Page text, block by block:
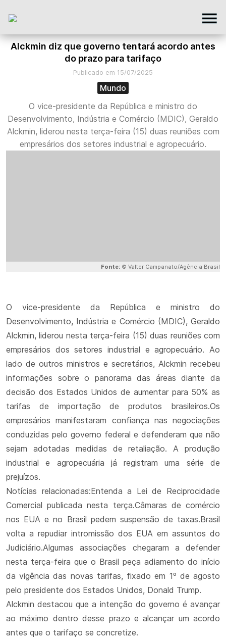
Alckmin diz que governo tentará acordo antes
do prazo para tarifaço
Publicado em 15/07/2025
Mundo
O vice-presidente da República e ministro do
Desenvolvimento, Indústria e Comércio (MDIC), Geraldo
Alckmin, liderou nesta terça-feira (15) duas reuniões com
empresários dos setores industrial e agropecuário.
Fonte: © Valter Campanato/Agência Brasil
O vice-presidente da República e ministro do
Desenvolvimento, Indústria e Comércio (MDIC), Geraldo
Alckmin, liderou nesta terça-feira (15) duas reuniões com
empresários dos setores industrial e agropecuário. Ao
lado de outros ministros e secretários, Alckmin recebeu
informações sobre o panorama das áreas diante da
decisão dos Estados Unidos de aumentar para 50% as
tarifas de importação de produtos brasileiros.Os
empresários manifestaram confiança nas negociações
conduzidas pelo governo federal e defenderam que não
sejam adotadas medidas de retaliação. A produção
industrial e agropecuária já registram uma série de
prejuízos.
Notícias relacionadas:Entenda a Lei de Reciprocidade
Comercial publicada nesta terça.Câmaras de comércio
nos EUA e no Brasil pedem suspensão de taxas.Brasil
volta a repudiar intromissão dos EUA em assuntos do
Judiciário.Algumas associações chegaram a defender
nesta terça-feira que o Brasil peça adiamento do início
da vigência das novas tarifas, fixado em 1º de agosto
pelo presidente dos Estados Unidos, Donald Trump.
Alckmin destacou que a intenção do governo é avançar
ao máximo dentro desse prazo e alcançar um acordo
antes que o tarifaço se concretize.